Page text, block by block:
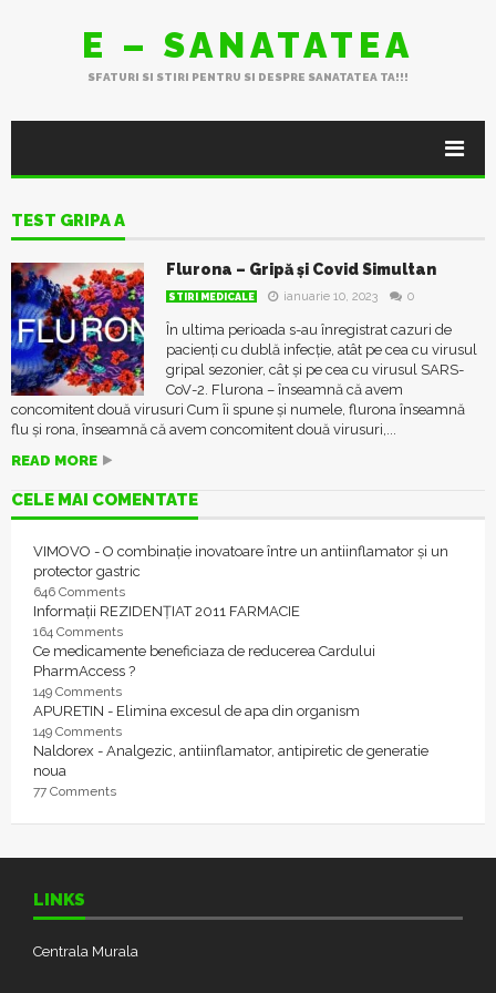
E – SANATATEA
SFATURI SI STIRI PENTRU SI DESPRE SANATATEA TA!!!
TEST GRIPA A
Flurona – Gripă şi Covid Simultan
STIRI MEDICALE ianuarie 10, 2023 0
În ultima perioada s-au înregistrat cazuri de
pacienţi cu dublă infecţie, atât pe cea cu virusul
gripal sezonier, cât şi pe cea cu virusul SARS-
CoV-2. Flurona – înseamnă că avem
concomitent două virusuri Cum îi spune şi numele, flurona înseamnă
flu şi rona, înseamnă că avem concomitent două virusuri,...
READ MORE
CELE MAI COMENTATE
VIMOVO - O combinație inovatoare între un antiinflamator și un
protector gastric
646 Comments
Informații REZIDENȚIAT 2011 FARMACIE
164 Comments
Ce medicamente beneficiaza de reducerea Cardului
PharmAccess ?
149 Comments
APURETIN - Elimina excesul de apa din organism
149 Comments
Naldorex - Analgezic, antiinflamator, antipiretic de generatie
noua
77 Comments
LINKS
Centrala Murala